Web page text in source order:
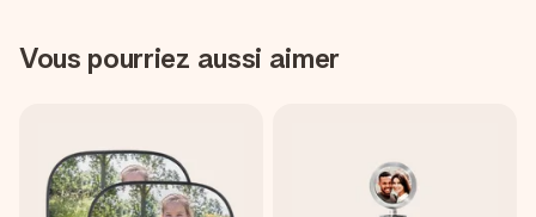
Vous pourriez aussi aimer